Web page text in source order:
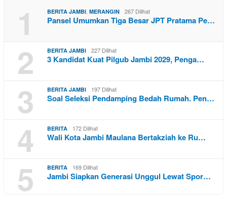
1 BERITA JAMBI, MERANGIN 267 Dilihat
Pansel Umumkan Tiga Besar JPT Pratama Pe…
2 BERITA JAMBI 227 Dilihat
3 Kandidat Kuat Pilgub Jambi 2029, Penga…
3 BERITA JAMBI 197 Dilihat
Soal Seleksi Pendamping Bedah Rumah. Pen…
4 BERITA 172 Dilihat
Wali Kota Jambi Maulana Bertakziah ke Ru…
5 BERITA 169 Dilihat
Jambi Siapkan Generasi Unggul Lewat Spor…